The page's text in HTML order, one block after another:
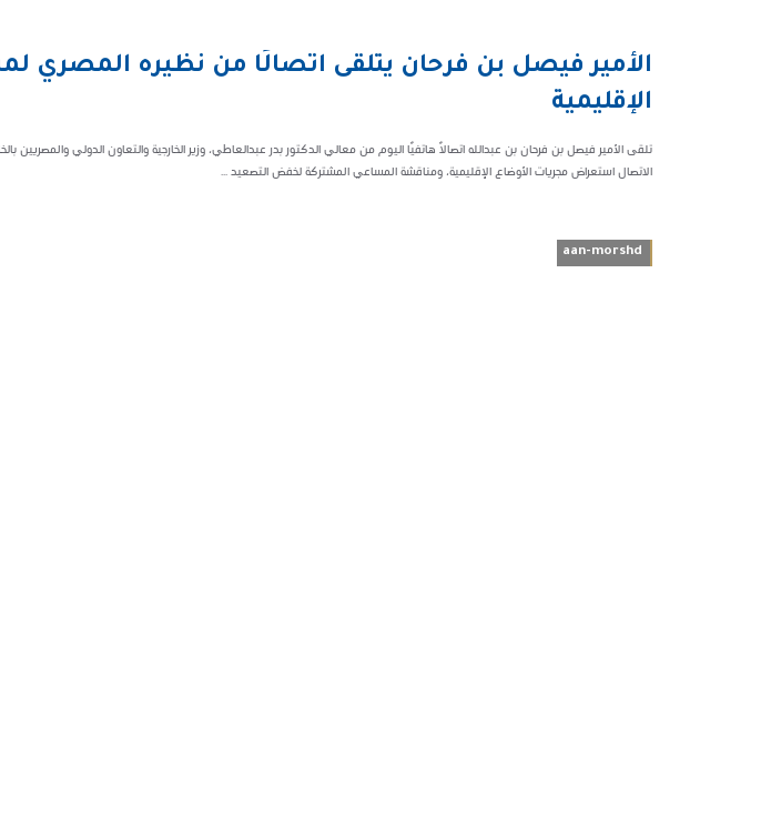
الأمير فيصل بن فرحان يتلقى اتصالًا من نظيره المصري
الإقليمية
تلقى الأمير فيصل بن فرحان بن عبدالله اتصالًا هاتفيًا اليوم من معالي الدكتور بدر عبدالعاطي، وزير الخارجية والتعاون الدولي والمصريين
الاتصال استعراض مجريات الأوضاع الإقليمية، ومناقشة المساعي المشتركة لخفض التصعيد ...
aan-morshd